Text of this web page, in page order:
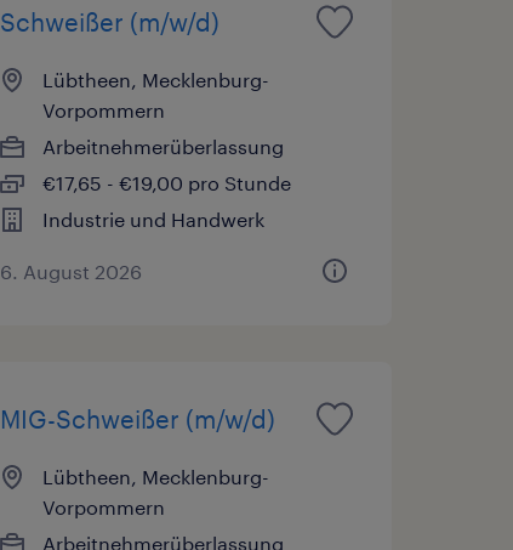
Schweißer (m/w/d)
Lübtheen, Mecklenburg-
Vorpommern
Arbeitnehmerüberlassung
€17,65 - €19,00 pro Stunde
Industrie und Handwerk
6. August 2026
MIG-Schweißer (m/w/d)
Lübtheen, Mecklenburg-
Vorpommern
Arbeitnehmerüberlassung